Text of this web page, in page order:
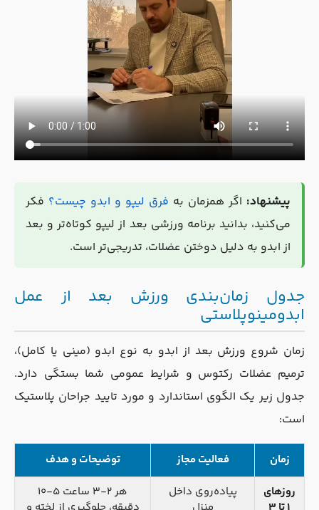
پیشنهاد:اگر همزمان بهفرق لیپو و ابدو چیست؟فکر
می‌کنید، بدانید برنامه ورزشی بعد از لیپو کوتاه‌تر و بعد
از ابدو به دلیل دوختن عضلات، تدریجی‌تر است.
جدول زمان‌بندی ورزش بعد از عمل
ابدومینوپلاستی
زمان شروع ورزش بعد از ابدو به نوع ابدو (مینی یا کامل)،
ترمیم عضلات رکتوس و شرایط عمومی شما بستگی دارد.
جدول زیر یک الگوی استاندارد و مورد تایید جراحان پلاستیک
است:
زمان فعالیت مجاز
توضیحات و هدف
روزهای
پیاده‌روی داخل
هر ۲-۳ ساعت ۵-۱۰